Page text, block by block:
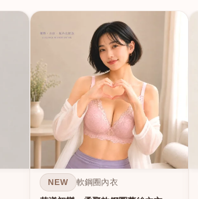
NEW 軟鋼圈內衣